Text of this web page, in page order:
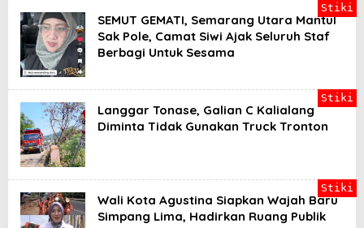
SEMUT GEMATI, Semarang Utara Mantul
Sak Pole, Camat Siwi Ajak Seluruh Staf
Berbagi Untuk Sesama
Stiki
Langgar Tonase, Galian C Kalialang
Diminta Tidak Gunakan Truck Tronton
Stiki
Wali Kota Agustina Siapkan Wajah Baru
Simpang Lima, Hadirkan Ruang Publik
Stiki